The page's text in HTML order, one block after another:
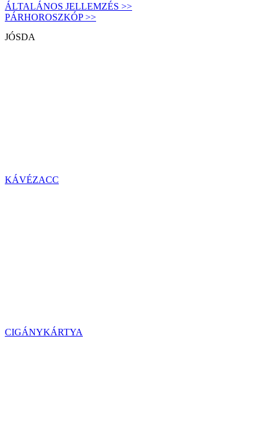
ÁLTALÁNOS JELLEMZÉS >>
PÁRHOROSZKÓP >>
JÓSDA
KÁVÉZACC
CIGÁNYKÁRTYA